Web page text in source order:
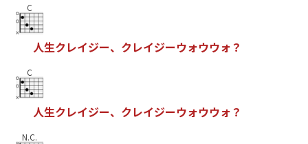
C
人生クレイジー、 クレイジーウォウウォ ？
C
人生クレイジー、 クレイジーウォウウォ ？
N.C.